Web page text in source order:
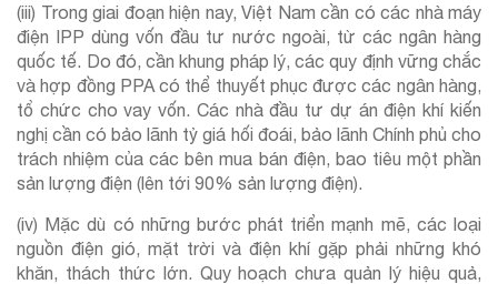
(iii) Trong giai đoạn hiện nay, Việt Nam cần có các nhà máy
điện IPP dùng vốn đầu tư nước ngoài, từ các ngân hàng
quốc tế. Do đó, cần khung pháp lý, các quy định vững chắc
và hợp đồng PPA có thể thuyết phục được các ngân hàng,
tổ chức cho vay vốn. Các nhà đầu tư dự án điện khí kiến
nghị cần có bảo lãnh tỷ giá hối đoái, bảo lãnh Chính phủ cho
trách nhiệm của các bên mua bán điện, bao tiêu một phần
sản lượng điện (lên tới 90% sản lượng điện).
(iv) Mặc dù có những bước phát triển mạnh mẽ, các loại
nguồn điện gió, mặt trời và điện khí gặp phải những khó
khăn, thách thức lớn. Quy hoạch chưa quản lý hiệu quả,